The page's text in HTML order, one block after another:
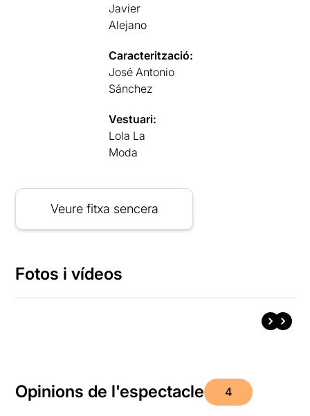
Javier
Alejano
Caracterització:
José Antonio
Sánchez
Vestuari:
Lola La
Moda
Veure fitxa sencera
Fotos i vídeos
Opinions de l'espectacle 4